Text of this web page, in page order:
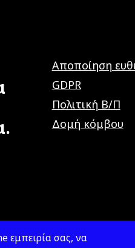
Αποποίηση
GDPR
Πολιτική Β/Π
Δομή κόμβου
εμπειρία σας, να